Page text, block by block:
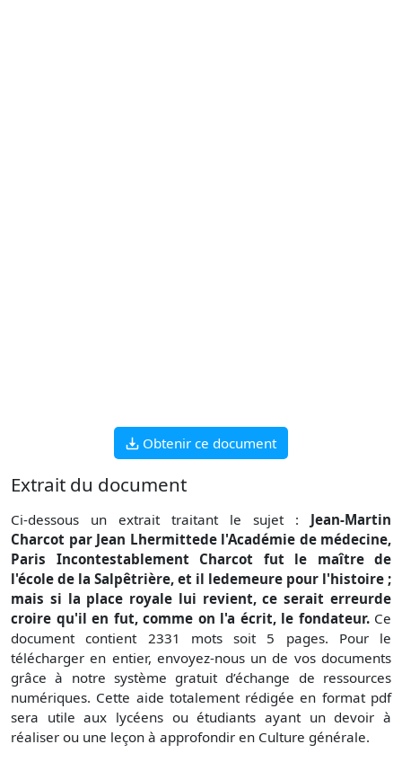
Obtenir ce document
Extrait du document
Ci-dessous un extrait traitant le sujet : Jean-Martin
Charcot par Jean Lhermittede l'Académie de médecine,
Paris Incontestablement Charcot fut le maître de
l'école de la Salpêtrière, et il ledemeure pour l'histoire ;
mais si la place royale lui revient, ce serait erreurde
croire qu'il en fut, comme on l'a écrit, le fondateur.Ce
document contient 2331 mots soit 5 pages. Pour le
télécharger en entier, envoyez-nous un de vos documents
grâce à notre système gratuit d’échange de ressources
numériques. Cette aide totalement rédigée en format pdf
sera utile aux lycéens ou étudiants ayant un devoir à
réaliser ou une leçon à approfondir en Culture générale.